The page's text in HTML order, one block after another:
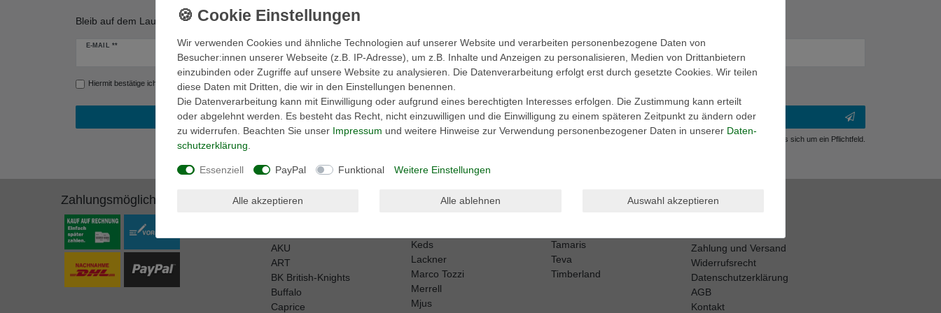
Bleib auf dem Laufenden! Erfahre von unseren Werbeaktionen.
E-MAIL **
Newsletter
Hiermit bestätige ich, dass ich die Daten­schutz­erklärung gelesen habe. Meine Einwilligung kann ich jederzeit widerrufen.**
Abonnieren
** Hierbei handelt es sich um ein Pflichtfeld.
Zahlungsmöglichkeiten Marken
AKU
ART
BK British-Knights
Buffalo
Caprice
Harley Davidson
Keds
Lackner
Marco Tozzi
Merrell
Mjus
Tamaris
Teva
Timberland
Shop Info
Zahlung und Versand
Widerrufsrecht
Datenschutzerklärung
AGB
Kontakt
Wir verwenden Cookies und ähnliche Technologien auf unserer Website und verarbeiten personenbezogene Daten von
Besucher:innen unserer Webseite (z.B. IP-Adresse), um z.B. Inhalte und Anzeigen zu personalisieren, Medien von Drittanbietern
einzubinden oder Zugriffe auf unsere Website zu analysieren. Die Datenverarbeitung erfolgt erst durch gesetzte Cookies. Wir teilen
diese Daten mit Dritten, die wir in den Einstellungen benennen.
Die Datenverarbeitung kann mit Einwilligung oder aufgrund eines berechtigten Interesses erfolgen. Die Zustimmung kann erteilt
oder abgelehnt werden. Es besteht das Recht, nicht einzuwilligen und die Einwilligung zu einem späteren Zeitpunkt zu ändern oder
zu widerrufen. Beachten Sie unser Impressum und weitere Hinweise zur Verwendung personenbezogener Daten in unserer Daten­
schutz­erklärung
Essenziell PayPal Funktional Weitere Einstellungen
Alle akzeptieren Alle ablehnen Auswahl akzeptieren